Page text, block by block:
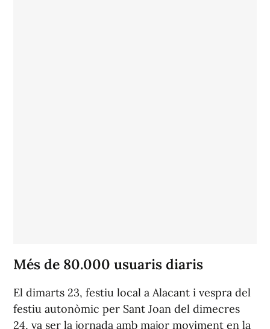
Més de 80.000 usuaris diaris
El dimarts 23, festiu local a Alacant i vespra del
festiu autonòmic per Sant Joan del dimecres
24, va ser la jornada amb major moviment en la